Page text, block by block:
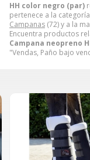
HH color negro (par)
pertenece a la categoría
Campanas (72) y a la
Encuentra productos
Campana neopreno
"Vendas, Paño bajo